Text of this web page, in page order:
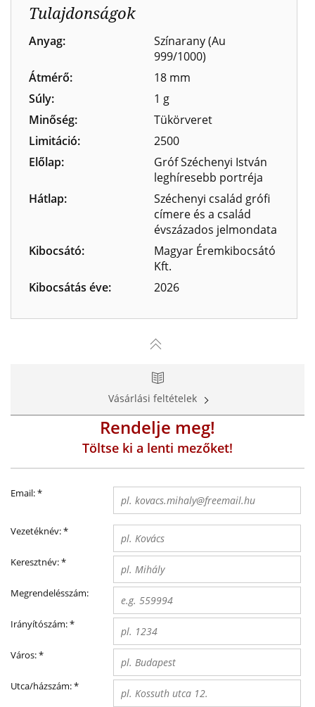
Tulajdonságok
Anyag:
Színarany (Au
999/1000)
Átmérő:
18 mm
Súly:
1 g
Minőség:
Tükörveret
Limitáció:
2500
Előlap:
Gróf Széchenyi István
leghíresebb portréja
Hátlap:
Széchenyi család grófi
címere és a család
évszázados jelmondata
Kibocsátó:
Magyar Éremkibocsátó
Kft.
Kibocsátás éve:
2026
Vásárlási feltételek
Rendelje meg!
Töltse ki a lenti mezőket!
Email:*
Vezetéknév:*
Keresztnév:*
Megrendelésszám:
Irányítószám:*
Város:*
Utca/házszám:*